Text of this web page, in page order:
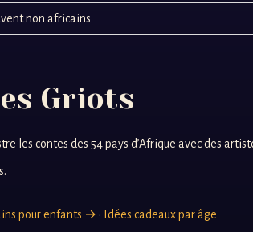
non africains
Griots
les contes des 54 pays d’Afrique avec des
pour enfants → · Idées cadeaux par âge